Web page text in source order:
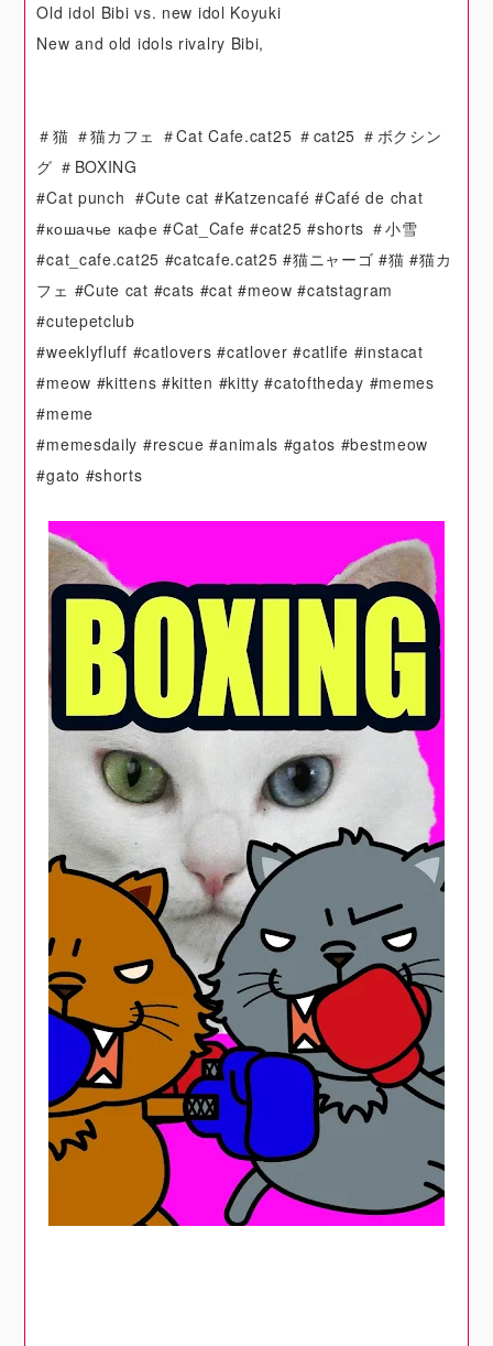
Old idol Bibi vs. new idol Koyuki
New and old idols rivalry Bibi,
＃猫 ＃猫カフェ ＃Cat Cafe.cat25 ＃cat25 ＃ボクシン
グ ＃BOXING
#Cat punch #Cute cat #Katzencafé #Café de chat
#кошачье кафе #Cat_Cafe #cat25 #shorts ＃小雪
#cat_cafe.cat25 #catcafe.cat25 #猫ニャーゴ #猫 #猫カ
フェ #Cute cat #cats #cat #meow #catstagram
#cutepetclub
#weeklyfluff #catlovers #catlover #catlife #instacat
#meow #kittens #kitten #kitty #catoftheday #memes
#meme
#memesdaily #rescue #animals #gatos #bestmeow
#gato #shorts